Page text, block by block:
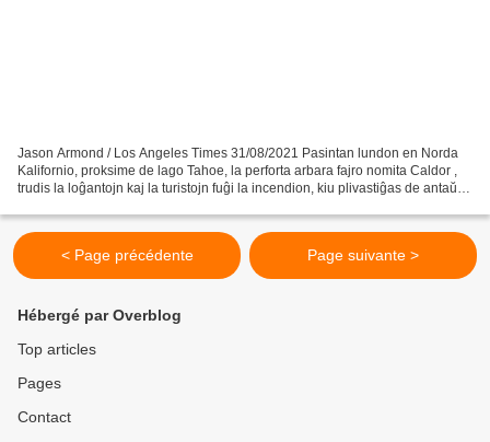
Jason Armond / Los Angeles Times 31/08/2021 Pasintan lundon en Norda
Kalifornio, proksime de lago Tahoe, la perforta arbara fajro nomita Caldor ,
trudis la loĝantojn kaj la turistojn fuĝi la incendion, kiu plivastiĝas de antaŭ
< Page précédente Page suivante >
Hébergé par Overblog
Top articles
Pages
Contact